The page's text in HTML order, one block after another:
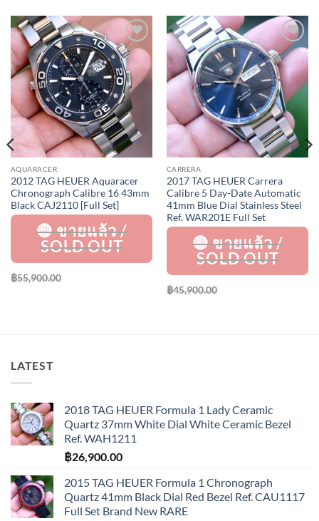
Add to
Wishlist
AQUARACER
2012 TAG HEUER Aquaracer
Chronograph Calibre 16 43mm
Black CAJ2110 [Full Set]
฿55,900.00
Add to
Wishlist
CARRERA
2017 TAG HEUER Carrera
Calibre 5 Day-Date Automatic
41mm Blue Dial Stainless Steel
Ref. WAR201E Full Set
฿45,900.00
LATEST
2018 TAG HEUER Formula 1 Lady Ceramic
Quartz 37mm White Dial White Ceramic Bezel
Ref. WAH1211
฿26,900.00
2015 TAG HEUER Formula 1 Chronograph
Quartz 41mm Black Dial Red Bezel Ref. CAU1117
Full Set Brand New RARE